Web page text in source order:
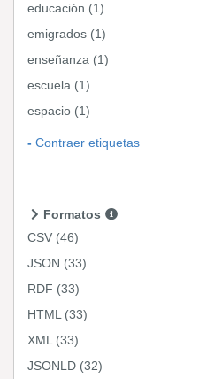
educación (1)
emigrados (1)
enseñanza (1)
escuela (1)
espacio (1)
Contraer etiquetas
Formatos
CSV (46)
JSON (33)
RDF (33)
HTML (33)
XML (33)
JSONLD (32)